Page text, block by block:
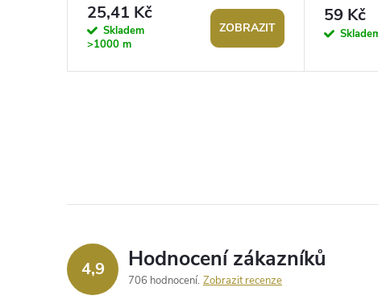
25,41 Kč
Skladem
>1000 m
ZOBRAZIT
59 Kč
4,9 Hodnocení zákazníků
706 hodnocení Zobrazit recenze